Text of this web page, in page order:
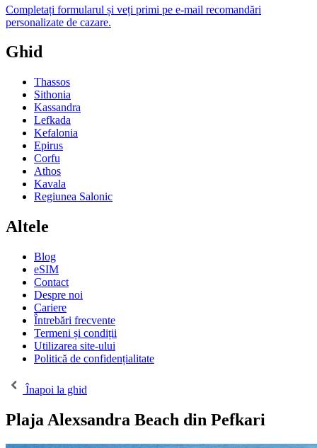
Completați formularul și veți primi pe e-mail recomandări
personalizate de cazare.
Ghid
Thassos
Sithonia
Kassandra
Lefkada
Kefalonia
Epirus
Corfu
Athos
Kavala
Regiunea Salonic
Altele
Blog
eSIM
Contact
Despre noi
Cariere
Întrebări frecvente
Termeni și condiții
Utilizarea site-ului
Politică de confidențialitate
Înapoi la ghid
Plaja Alexsandra Beach din Pefkari